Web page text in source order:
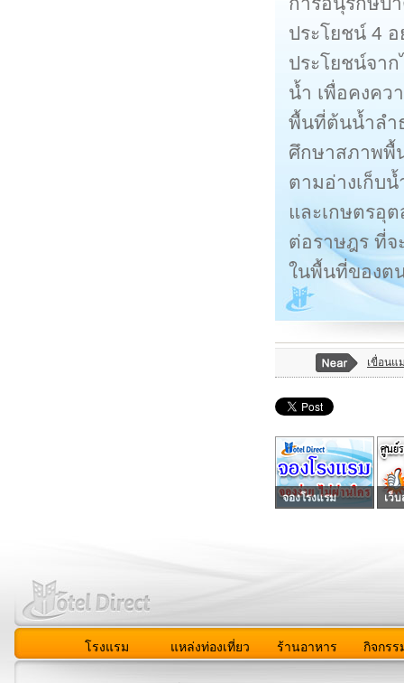
ประโยชน์ 4
ประโยชน์จา
น้ำ เพื่อคงคว
พื้นที่ต้นน้ำลำ
ศึกษาสภาพพื้
ตามอ่างเก็บ
และเกษตรอุ
ต่อราษฎร ที่จ
ในพื้นที่ของต
เขื่อนแ
จองโรงแรม เว็
โรงแรม แหล่งท่องเที่ยว ร้านอาหาร กิจกรร